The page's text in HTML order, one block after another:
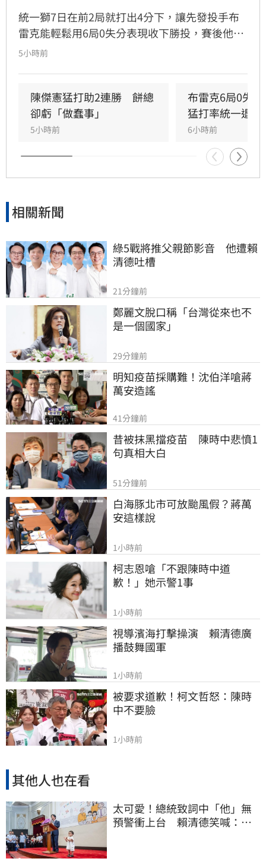
統一獅7日在前2局就打出4分下，讓先發投手布
雷克能輕鬆用6局0失分表現收下勝投，賽後他也
表示今晚投球特別輕鬆，但反而檢討自己的投球
5小時前
陳傑憲猛打助2連勝　餅總
卻虧「做蠢事」
5小時前
布雷克6局0失
猛打率統一退富
6小時前
相關新聞
綠5戰將推父親節影音　他遭賴
清德吐槽
21分鐘前
鄭麗文脫口稱「台灣從來也不
是一個國家」
29分鐘前
明知疫苗採購難！沈伯洋嗆蔣
萬安造謠
41分鐘前
昔被抹黑擋疫苗　陳時中悲憤1
句真相大白
51分鐘前
白海豚北市可放颱風假？蔣萬
安這樣說
1小時前
柯志恩嗆「不跟陳時中道
歉！」她示警1事
1小時前
視導濱海打擊操演　賴清德廣
播鼓舞國軍
1小時前
被要求道歉！柯文哲怒：陳時
中不要臉
1小時前
其他人也在看
太可愛！總統致詞中「他」無
預警衝上台 賴清德笑喊：卸